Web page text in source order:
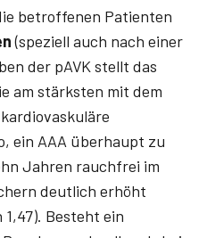
betroffenen Patienten
(speziell auch nach einer
der pAVK stellt das
am stärksten mit dem
ein AAA überhaupt zu
Jahren rauchfrei im
deutlich erhöht
Besteht ein